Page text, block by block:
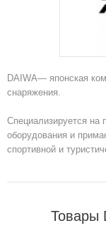
DAIWA— японская
снаряжения.
Специализируется на
оборудования и
спортивной и
Товары